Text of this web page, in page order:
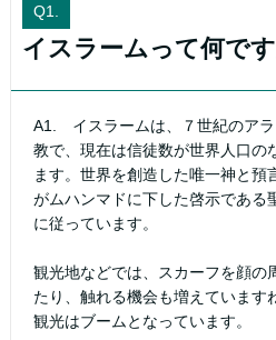
Q1.
イスラームって何で
A1. イスラームは、７世紀のア
教で、現在は信徒数が世界人口の
ます。世界を創造した唯一神と預
がムハンマドに下した啓示である
に従っています。
観光地などでは、スカーフを顔の
たり、触れる機会も増えています
観光はブームとなっています。